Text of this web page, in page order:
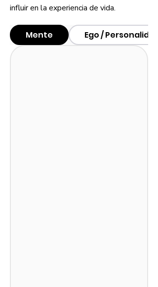
influir en la experiencia de vida.
Mente Ego / Personalidad